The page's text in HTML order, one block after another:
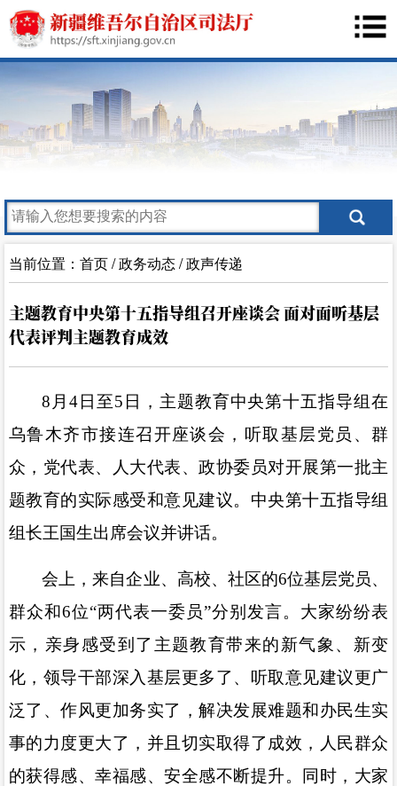
当前位置： 首页/政务动态/政声传递
主题教育中央第十五指导组召开座谈会 面对面听基层
代表评判主题教育成效
8月4日至5日，主题教育中央第十五指导组在
乌鲁木齐市接连召开座谈会，听取基层党员、群
众，党代表、人大代表、政协委员对开展第一批主
题教育的实际感受和意见建议。中央第十五指导组
组长王国生出席会议并讲话。
会上，来自企业、高校、社区的6位基层党员、
群众和6位“两代表一委员”分别发言。大家纷纷表
示，亲身感受到了主题教育带来的新气象、新变
化，领导干部深入基层更多了、听取意见建议更广
泛了、作风更加务实了，解决发展难题和办民生实
事的力度更大了，并且切实取得了成效，人民群众
的获得感、幸福感、安全感不断提升。同时，大家